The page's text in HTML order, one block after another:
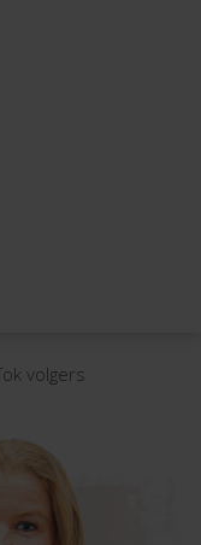
volgers